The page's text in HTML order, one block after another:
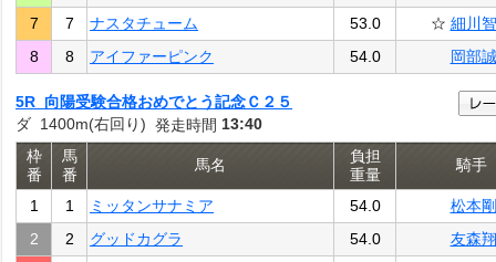
7
7 ナスタチューム 53.0 ☆ 細川智
8
8 アイファーピンク 54.0 岡部誠
5R 向陽受験合格おめでとう記念Ｃ２５
ダ 1400m(右回り) 発走時間 13:40
枠
番
馬
番
馬名
負担
重量
騎手
1 1 ミッタンサナミア 54.0
松本剛
2
2 グッドカグラ 54.0
友森翔